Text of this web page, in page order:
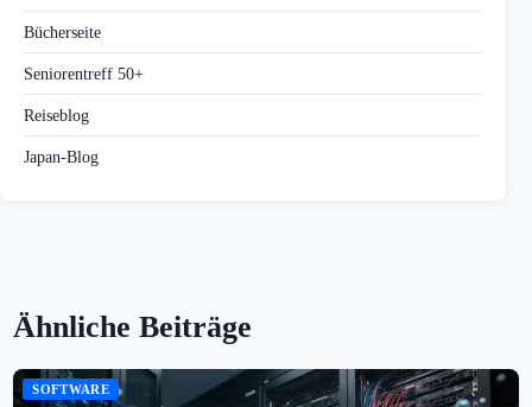
Bücherseite
Seniorentreff 50+
Reiseblog
Japan-Blog
Ähnliche Beiträge
SOFTWARE